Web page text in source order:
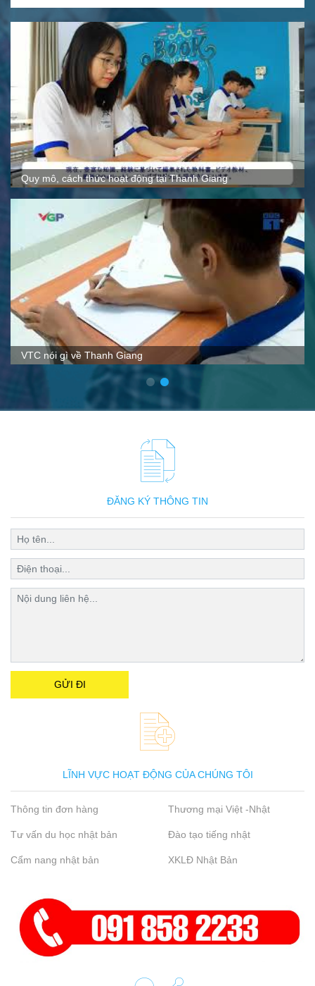
Quy mô, cách thức hoạt động tại Thanh Giang
VTC nói gì về Thanh Giang
ĐĂNG KÝ THÔNG TIN
LĨNH VỰC HOẠT ĐỘNG CỦA CHÚNG TÔI
Thông tin đơn hàng Thương mại Việt -Nhật
Tư vấn du học nhật bản Đào tạo tiếng nhật
Cẩm nang nhật bản XKLĐ Nhật Bản